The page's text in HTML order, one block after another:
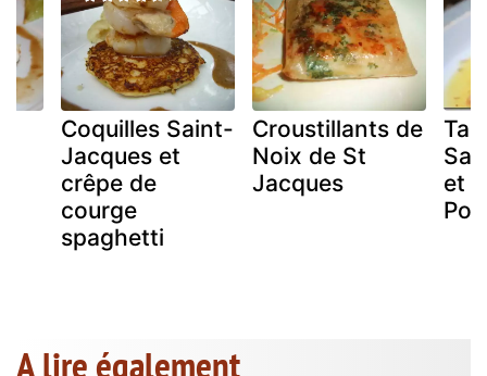
Coquilles Saint-
Jacques et
crêpe de
courge
spaghetti
Croustillants de
Noix de St
Jacques
et
A lire également